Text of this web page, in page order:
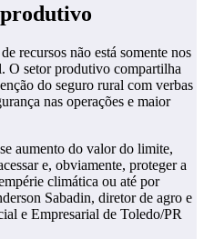
recursos não está somente nos
O setor produtivo compartilha
do seguro rural com verbas
nas operações e maior
aumento do valor do limite,
e, obviamente, proteger a
climática ou até por
Sabadin, diretor de agro e
e Empresarial de Toledo/PR